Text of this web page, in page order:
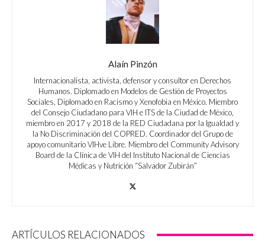
Alaín Pinzón
Internacionalista, activista, defensor y consultor en Derechos
Humanos. Diplomado en Modelos de Gestión de Proyectos
Sociales, Diplomado en Racismo y Xenofobia en México. Miembro
del Consejo Ciudadano para VIH e ITS de la Ciudad de México,
miembro en 2017 y 2018 de la RED Ciudadana por la Igualdad y
la No Discriminación del COPRED. Coordinador del Grupo de
apoyo comunitario VIHve Libre. Miembro del Community Advisory
Board de la Clínica de VIH del Instituto Nacional de Ciencias
Médicas y Nutrición “Salvador Zubirán”
ARTÍCULOS RELACIONADOS